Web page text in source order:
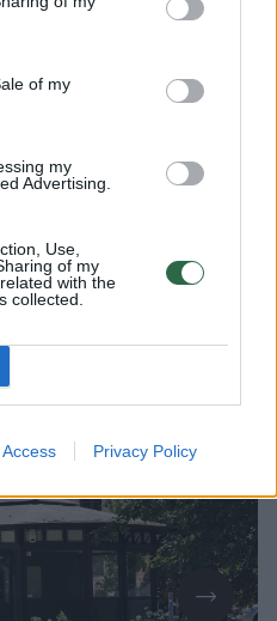
of my
my
Advertising.
Use,
of my
with the
collected.
Privacy Policy
metų iš privačių
mokamus
Penki tualetai
galima naudotis